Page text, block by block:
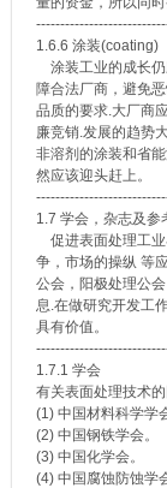
1.6.6 涂装(coating)
涂装工业的成长仍
障合法厂商，避免
品质的要求.大厂商
廉竞销.发展的趋势
非溶剂的涂装和省
然应该迎头赶上。
1.7 学会，杂志及参
促进表面处理工业
争，市场的操纵 等
公会，阳极处理公
息.在做研究开发工
具有价值。
1.7.1 学会
有关表面处理技术
(1) 中国材料科学学
(2) 中国钢铁学会。
(3) 中国化学会。
(4) 中国腐蚀防蚀学